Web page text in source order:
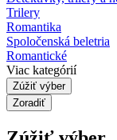
Trilery
Romantika
Spoločenská beletria
Romantické
Viac kategórií
Zúžiť výber
Zoradiť